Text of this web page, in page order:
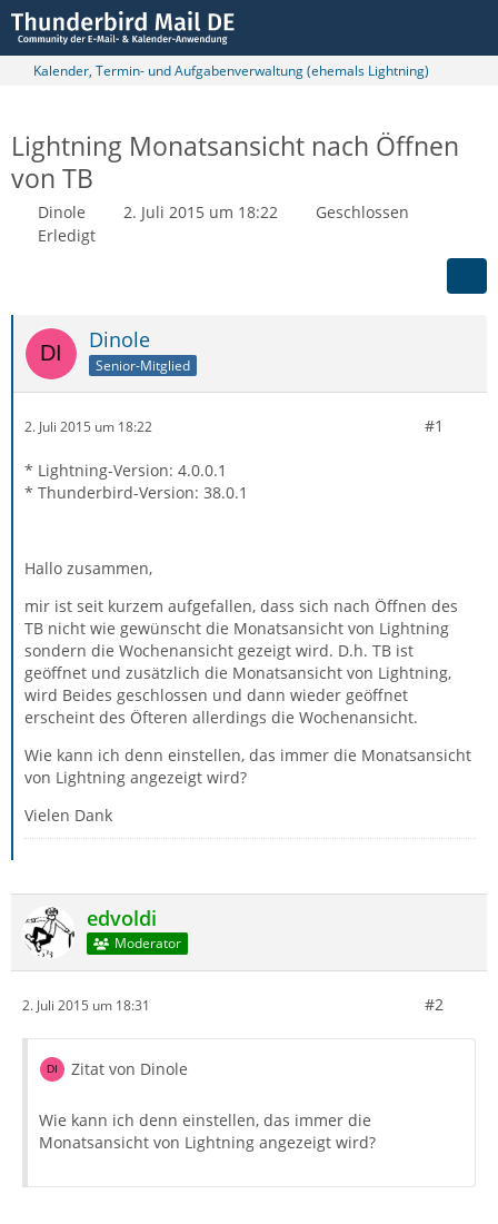
Kalender, Termin- und Aufgabenverwaltung (ehemals Lightning)
Lightning Monatsansicht nach Öffnen
von TB
Dinole 2. Juli 2015 um 18:22
Geschlossen
Erledigt
Dinole
Senior-Mitglied
2. Juli 2015 um 18:22 #1
* Lightning-Version: 4.0.0.1
* Thunderbird-Version: 38.0.1
Hallo zusammen,
mir ist seit kurzem aufgefallen, dass sich nach Öffnen des
TB nicht wie gewünscht die Monatsansicht von Lightning
sondern die Wochenansicht gezeigt wird. D.h. TB ist
geöffnet und zusätzlich die Monatsansicht von Lightning,
wird Beides geschlossen und dann wieder geöffnet
erscheint des Öfteren allerdings die Wochenansicht.
Wie kann ich denn einstellen, das immer die Monatsansicht
von Lightning angezeigt wird?
Vielen Dank
edvoldi
Moderator
2. Juli 2015 um 18:31 #2
Zitat von Dinole
Wie kann ich denn einstellen, das immer die
Monatsansicht von Lightning angezeigt wird?